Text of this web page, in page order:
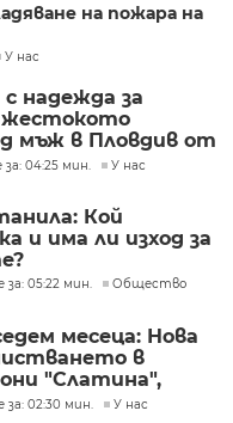
на пожара на
У нас
надежда за
жестокото
мъж в Пловдив от
04:25 мин. У нас
Кой
и има ли изход за
за: 05:22 мин. Общество
месеца: Нова
в
"Слатина",
за: 02:30 мин. У нас